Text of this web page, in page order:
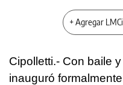
+ Agregar
Cipolletti.- Con baile
inauguró